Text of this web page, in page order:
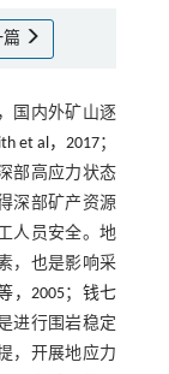
篇
国内外矿山逐
et al，2017；
部高应力状态
深部矿产资源
人员安全。地
，也是影响采
，2005； 钱七
进行围岩稳定
，开展地应力